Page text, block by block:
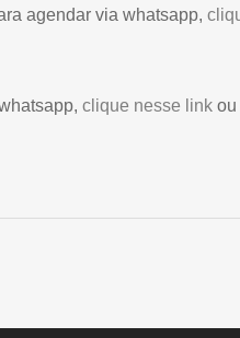
agendar via whatsapp,
clique nesse link ou